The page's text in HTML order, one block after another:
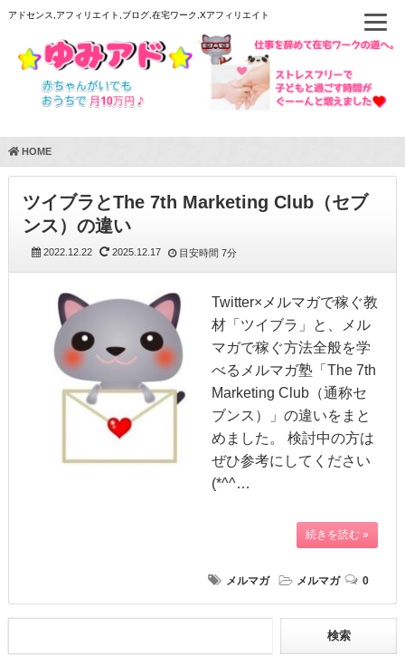
アドセンス,アフィリエイト,ブログ,在宅ワーク,Xアフィリエイト
HOME
ツイブラとThe 7th Marketing Club（セブ
ンス）の違い
2022.12.22 2025.12.17 目安時間 7分
Twitter×メルマガで稼ぐ教
材「ツイブラ」と、メル
マガで稼ぐ方法全般を学
べるメルマガ塾「The 7th
Marketing Club（通称セ
ブンス）」の違いをまと
めました。 検討中の方は
ぜひ参考にしてください
(*^^…
続きを読む »
メルマガ メルマガ 0